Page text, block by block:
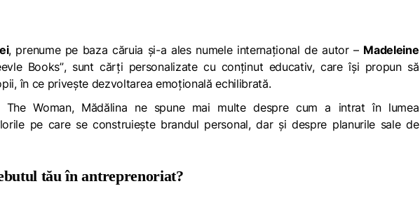
, prenume pe baza căruia și-a ales numele internațional de autor – Madeleine
Books”, sunt cărți personalizate cu conținut educativ, care își propun să
în ce privește dezvoltarea emoțională echilibrată.
The Woman, Mădălina ne spune mai multe despre cum a intrat în lumea
pe care se construiește brandul personal, dar și despre planurile sale de
tău în antreprenoriat?